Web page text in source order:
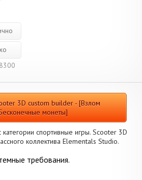
3D custom builder - [Взлом
монеты]
спортивные игры. Scooter 3D
коллектива Elementals Studio.
требования.